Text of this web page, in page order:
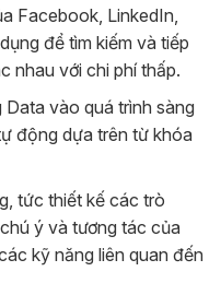
Facebook, LinkedIn,
để tìm kiếm và tiếp
nhau với chi phí thấp.
vào quá trình sàng
động dựa trên từ khóa
tức thiết kế các trò
ý và tương tác của
kỹ năng liên quan đến